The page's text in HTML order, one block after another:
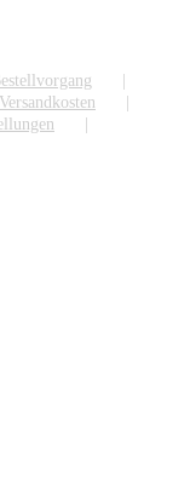
Versandkosten